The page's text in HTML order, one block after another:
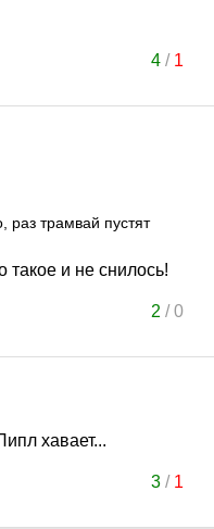
4/ 1
трамвай пустят
такое и не снилось!
2 /0
хавает...
3/ 1